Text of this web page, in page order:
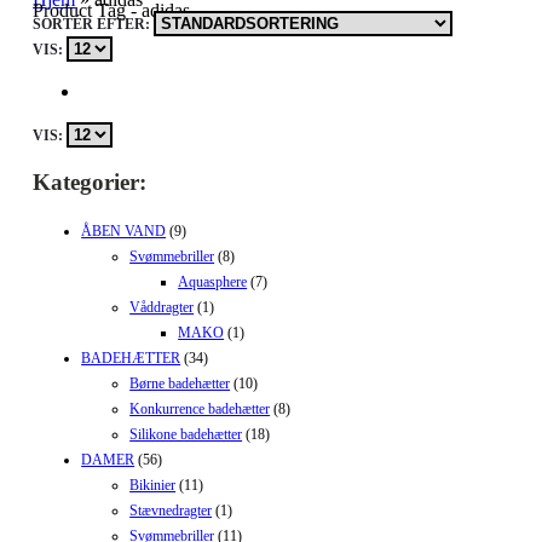
Product Tag - adidas
SORTÉR EFTER:
VIS:
VIS:
Kategorier:
ÅBEN VAND (9)
Svømmebriller (8)
Aquasphere (7)
Våddragter (1)
MAKO (1)
BADEHÆTTER (34)
Børne badehætter (10)
Konkurrence badehætter (8)
Silikone badehætter (18)
DAMER (56)
Bikinier (11)
Stævnedragter (1)
Svømmebriller (11)